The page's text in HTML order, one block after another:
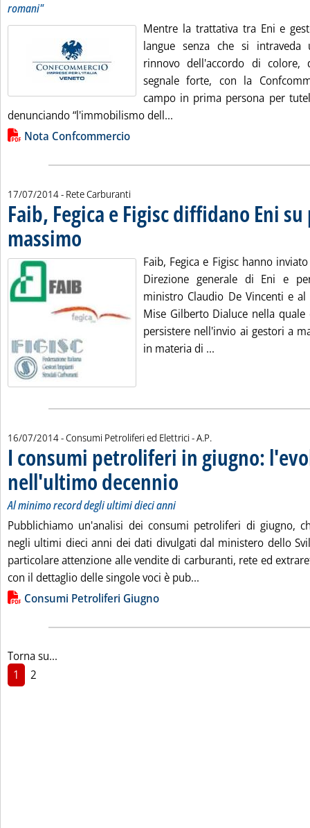
romani"
Mentre la trattativa tra Eni e
langue senza che si
rinnovo dell'accordo di colore,
segnale forte, con la
campo in prima persona per
denunciando “l'immobilismo dell...
Lista allegati PDF alla notizia
Nota Confcommercio
17/07/2014- Rete Carburanti
Faib, Fegica e Figisc diffidano Eni su
massimo . Pubblicata giovedì 17 luglio 2014 alle 10.55.
Faib, Fegica e Figisc hanno
Direzione generale di Eni e
ministro Claudio De Vincenti e
Mise Gilberto Dialuce nella
persistere nell'invio ai gestori a
in materia di ...
16/07/2014- Consumi Petroliferi ed Elettrici -di:
A.P.
I consumi petroliferi in giugno:
nell'ultimo decennio . Sottotitolo: Al minimo record degli
. Pubblicata mercoledì 16 luglio 2014
Al minimo record degli ultimi dieci anni
Pubblichiamo un'analisi dei consumi petroliferi di giugno,
negli ultimi dieci anni dei dati divulgati dal ministero dello
particolare attenzione alle vendite di carburanti, rete ed
con il dettaglio delle singole voci è pub...
Lista allegati PDF alla notizia
Consumi Petroliferi Giugno
Torna su...
1
2